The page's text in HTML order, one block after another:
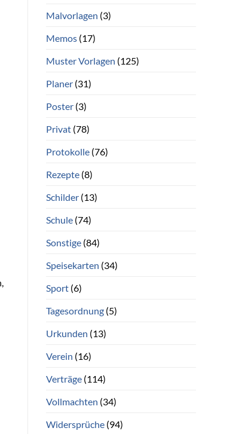
Malvorlagen (3)
Memos(17)
Muster Vorlagen (125)
Planer(31)
Poster(3)
Privat(78)
Protokolle(76)
Rezepte(8)
Schilder(13)
Schule(74)
Sonstige(84)
Speisekarten (34)
Sport(6)
Tagesordnung(5)
Urkunden (13)
Verein (16)
Verträge(114)
Vollmachten (34)
Widersprüche(94)